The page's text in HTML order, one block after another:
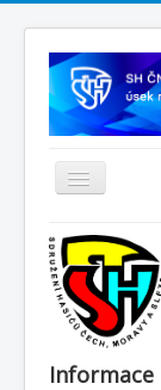
Informace